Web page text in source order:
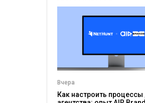
Glastonbury сюда...
Уилл...
Вчера
Как настроить процессы